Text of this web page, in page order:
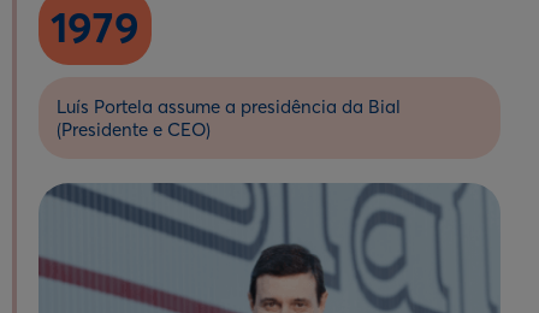
1979
Luís Portela assume a presidência da Bial
(Presidente e CEO)